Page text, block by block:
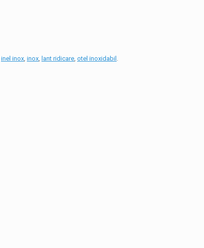
inel inox, inox, lant ridicare, otel inoxidabil .